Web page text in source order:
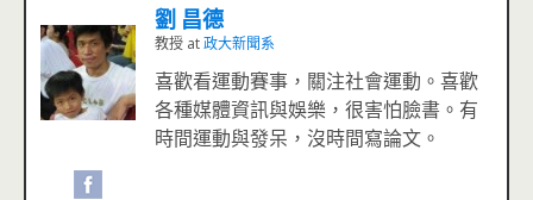
劉 昌德
教授 at政大新聞系
喜歡看運動賽事，關注社會運動。喜歡
各種媒體資訊與娛樂，很害怕臉書。有
時間運動與發呆，沒時間寫論文。